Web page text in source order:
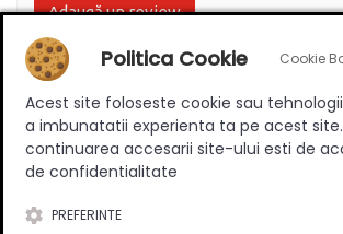
Adaugă un review
Ratingul general al produsului
0 (0 review-uri)
Politica Cookie Cookie
Acest site foloseste cookie sau
a imbunatatii experienta ta pe acest site.
continuarea accesarii site-ului esti de acord cu
de confidentialitate
PREFERINTE